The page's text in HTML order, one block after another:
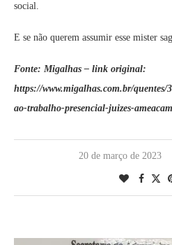
social.
E se não querem assumir esse mister
Fonte: Migalhas – link original:
https://www.migalhas.com.br/quentes/
ao-trabalho-presencial-juizes-
20 de março de 2023